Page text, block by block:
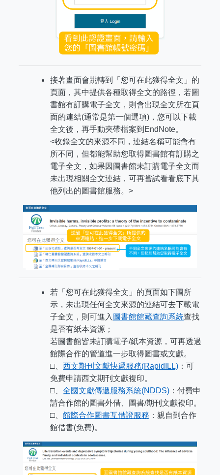
接著畫面會跳轉到「您可在此獲得全文」的
頁面，其中提供各種取得全文的路徑，若圖
書館有訂購電子全文，則會出現全文所在頁
面的連結(通常是第一個選項)，您可以下載
全文後，再手動夾帶檔案到EndNote。
<收錄全文的來源不同，連結名稱可能會有
所不同，但都能幫助您取得圖書館有訂購之
電子全文，如果因圖書館未訂購電子全文而
未出現相關全文連結，可再嘗試看看底下其
他列出的圖書館服務。>
若「您可在此獲得全文」的頁面如下圖所
示，未出現任何全文來源的連結可去下載電
子全文，則可進入 圖書館館藏查詢系統查找
是否有紙本資源；
若圖書館皆未訂購電子/紙本資源，可再透過
館際合作的管道進一步取得圖書或文獻。
□、 西文期刊文獻快遞服務(RapidILL) ：可
免費申請西文期刊文獻複印。
□、 全國文獻傳遞服務系統(NDDS) ：付費申
請合作館的圖書外借、圖書/期刊文獻複印。
□、 館際合作圖書互借證服務 ：親自到合作
館借書(免費)。